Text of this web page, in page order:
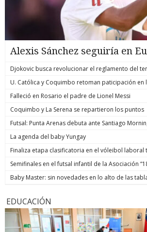
Alexis Sánchez seguiría en
Djokovic busca revolucionar el reglamento del
U. Católica y Coquimbo retoman paticipación en
Falleció en Rosario el padre de Lionel Messi
Coquimbo y La Serena se repartieron los puntos
Futsal: Punta Arenas debuta ante Santiago
La agenda del baby Yungay
Finaliza etapa clasificatoria en el vóleibol laboral
Semifinales en el futsal infantil de la Asociación
Baby Master: sin novedades en lo alto de las
EDUCACIÓN